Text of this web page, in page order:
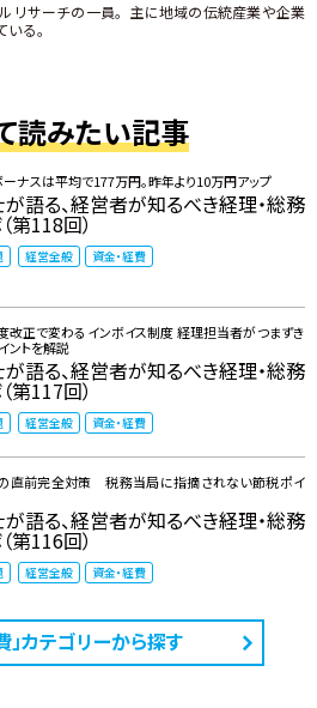
リサーチの一員。主に地域の伝統産業や企業
る。
読みたい記事
ナスは平均で177万円。昨年より10万円アップ
語る、経営者が知るべき経理・総務
第118回）
経営全般 資金・経費
改正で変わるインボイス制度 ――経理担当者がつまずき
ントを解説
語る、経営者が知るべき経理・総務
第117回）
経営全般 資金・経費
直前完全対策 税務当局に指摘されない節税ポイ
語る、経営者が知るべき経理・総務
第116回）
経営全般 資金・経費
」カテゴリーから探す